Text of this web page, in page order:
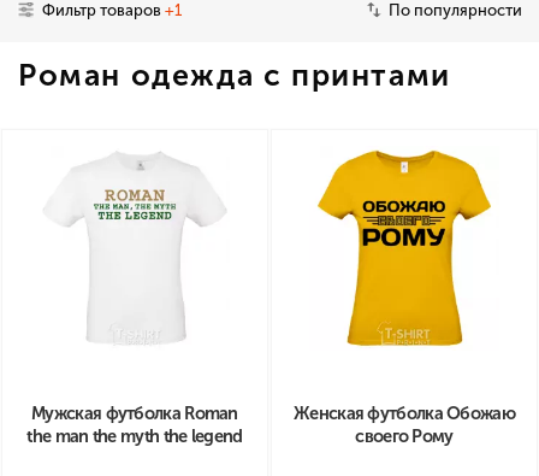
Фильтр товаров +1 По популярности
Роман одежда с принтами
Мужская футболка Roman
the man the myth the legend
Женская футболка Обожаю
своего Рому